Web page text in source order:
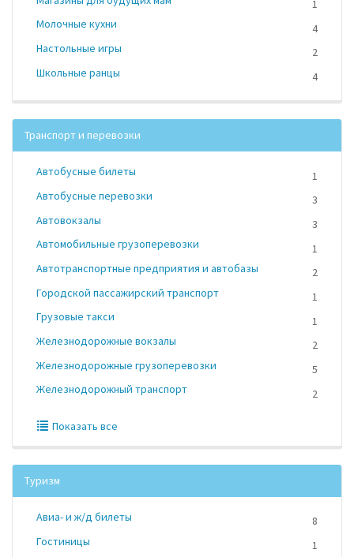
1
Молочные кухни
4
Настольные игры
2
Школьные ранцы
4
Транспорт и перевозки
Автобусные билеты
1
Автобусные перевозки
3
Автовокзалы
3
Автомобильные грузоперевозки
1
Автотранспортные предприятия и автобазы
2
Городской пассажирский транспорт
1
Грузовые такси
1
Железнодорожные вокзалы
2
Железнодорожные грузоперевозки
5
Железнодорожный транспорт
2
Показать все
Туризм
Авиа- и ж/д билеты
8
Гостиницы
1